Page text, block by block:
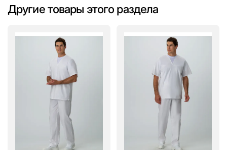
Другие товары этого раздела